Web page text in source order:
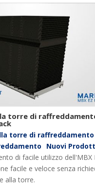
torre di
torre di raffreddamento
Nuovi
di facile utilizzo dell'MBX
facile e veloce senza
alla torre.